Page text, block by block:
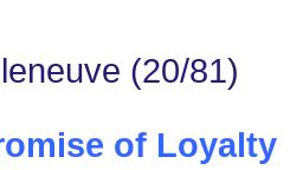
(20/81)
of Loyalty